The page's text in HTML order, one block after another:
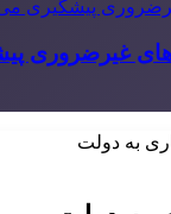
غیرضروری
به دولت